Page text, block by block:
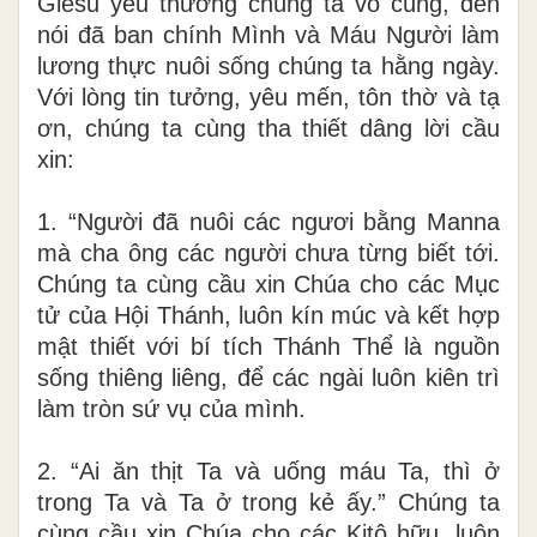
nói đã ban chính Mình và Máu Người làm
lương thực nuôi sống chúng ta hằng ngày.
Với lòng tin tưởng, yêu mến, tôn thờ và tạ
ơn, chúng ta cùng tha thiết dâng lời cầu
xin:
1. “Người đã nuôi các ngươi bằng Manna
mà cha ông các người chưa từng biết tới.
Chúng ta cùng cầu xin Chúa cho các Mục
tử của Hội Thánh, luôn kín múc và kết hợp
mật thiết với bí tích Thánh Thể là nguồn
sống thiêng liêng, để các ngài luôn kiên trì
làm tròn sứ vụ của mình.
2. “Ai ăn thịt Ta và uống máu Ta, thì ở
trong Ta và Ta ở trong kẻ ấy.” Chúng ta